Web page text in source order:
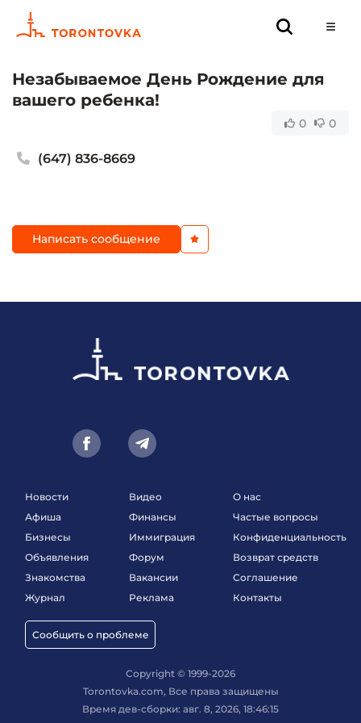
Незабываемое День Рождение для
вашего ребенка!
0 0
(647) 836-8669
Написать сообщение
Новости
Афиша
Бизнесы
Объявления
Знакомства
Журнал
Сообщить о проблеме
Видео
Финансы
Иммиграция
Форум
Вакансии
Реклама
О нас
Частые вопросы
Конфиденциальность
Возврат средств
Соглашение
Контакты
Copyright © 1999-2026
Torontovka.com, Все права защищены
Время дев-сборки: авг. 8, 2026, 18:46:15